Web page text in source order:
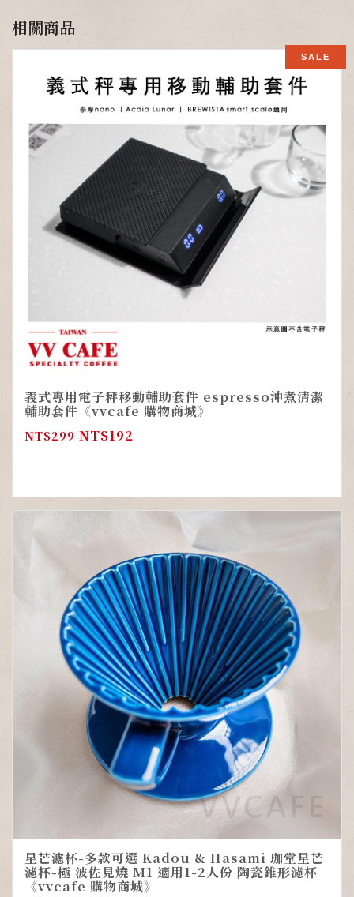
相關商品
SALE
義式專用電子秤移動輔助套件 espresso沖煮清潔
輔助套件《vvcafe 購物商城》
NT$299 NT$192
星芒濾杯-多款可選 Kadou & Hasami 珈堂星芒
濾杯-極 波佐見燒 M1 適用1-2人份 陶瓷錐形濾杯
《vvcafe 購物商城》